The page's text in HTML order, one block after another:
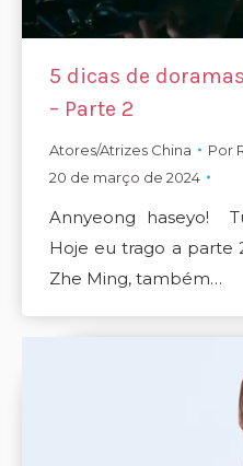
5 dicas de
– Parte 2
Atores/Atrizes China Por
20 de março de 2024
Annyeong haseyo!
Hoje eu trago a parte
Zhe Ming, também…